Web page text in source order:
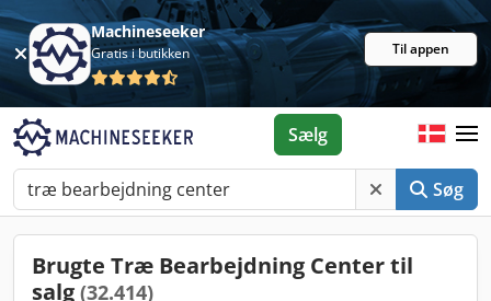
Machineseeker
Gratis i butikken Til appen
Søg
Sælg
Brugte Træ Bearbejdning Center til
salg (32.414)